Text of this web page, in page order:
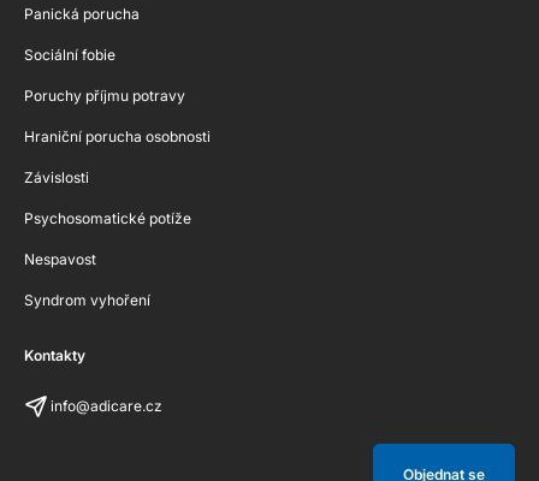
Panická porucha
Sociální fobie
Poruchy příjmu potravy
Hraniční porucha osobnosti
Závislosti
Psychosomatické potíže
Nespavost
Syndrom vyhoření
Kontakty
info@adicare.cz
Objednat se